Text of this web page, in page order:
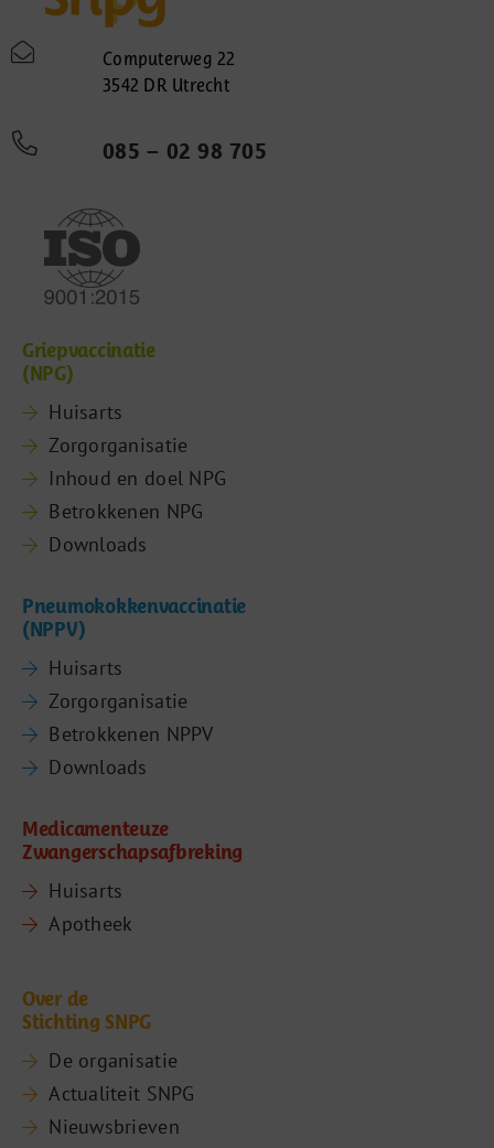
Computerweg 22
3542 DR Utrecht
085 – 02 98 705
Griepvaccinatie
(NPG)
Huisarts
Zorgorganisatie
Inhoud en doel NPG
Betrokkenen NPG
Downloads
Pneumokokkenvaccinatie
(NPPV)
Huisarts
Zorgorganisatie
Betrokkenen NPPV
Downloads
Medicamenteuze
Zwangerschapsafbreking
Huisarts
Apotheek
Over de
Stichting SNPG
De organisatie
Actualiteit SNPG
Nieuwsbrieven